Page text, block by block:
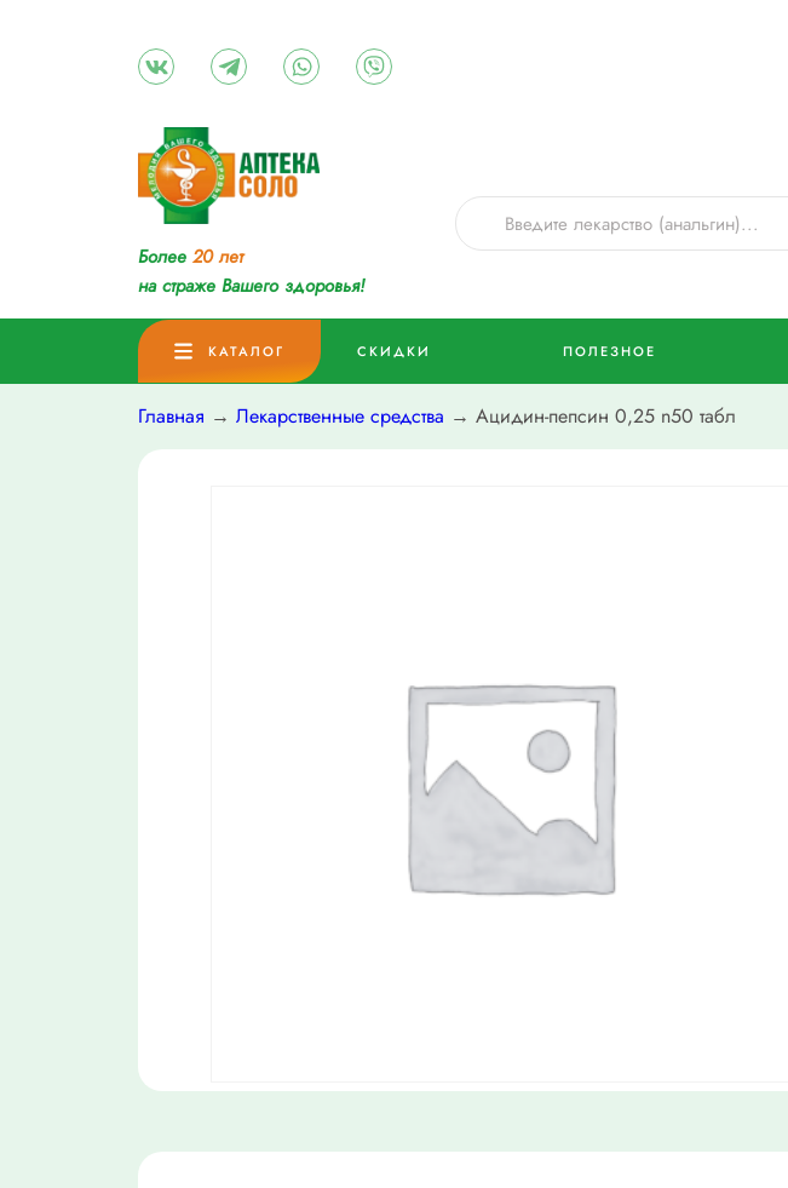
Более 20 лет
на страже Вашего здоровья!
КАТАЛОГ СКИДКИ ПОЛЕЗНОЕ
Главная → Лекарственные средства → Ацидин-пепсин 0,25 n50 табл